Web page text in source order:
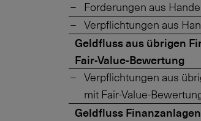
Forderungen aus
Verpflichtungen aus
Geldfluss aus übrigen
Fair-Value-Bewertung
Verpflichtungen aus
mit Fair-Value-
Geldfluss Finanzanlagen